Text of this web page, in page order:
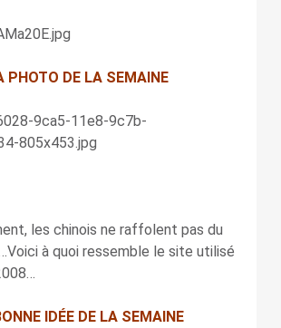
PHOTO DE LA SEMAINE
les chinois ne raffolent pas du
à quoi ressemble le site utilisé
IDÉE DE LA SEMAINE